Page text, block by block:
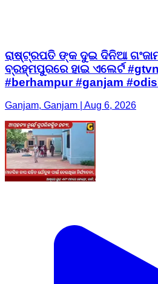
ରାଷ୍ଟ୍ରପତି ଙ୍କ ଦୁଇ ଦିନିଆ
ବ୍ରହ୍ମପୁରରେ ହାଇ ଏଲେର୍ଟ
#berhampur #ganjam
Ganjam, Ganjam | Aug 6, 2026